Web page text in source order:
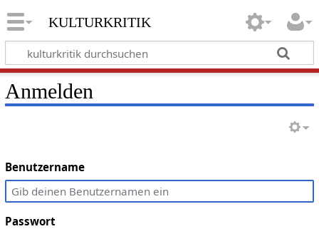
kulturkritik
Anmelden
Benutzername
Passwort